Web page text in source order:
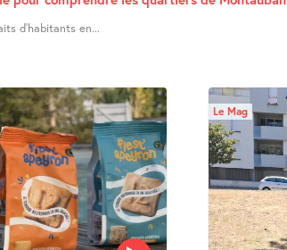
d’habitants en...
Le Mag